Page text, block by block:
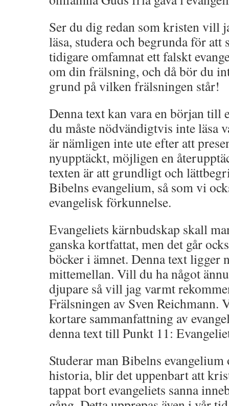
Ser du dig redan som kristen vill
läsa, studera och begrunda för att
tidigare omfamnat ett falskt
om din frälsning, och då bör du
grund på vilken frälsningen står!
Denna text kan vara en början till
du måste nödvändigtvis inte läsa
är nämligen inte ute efter att
nyupptäckt, möjligen en
texten är att grundligt och
Bibelns evangelium, så som vi
evangelisk förkunnelse.
Evangeliets kärnbudskap skall
ganska kortfattat, men det går
böcker i ämnet. Denna text ligger
mittemellan. Vill du ha något
djupare så vill jag varmt
Frälsningen av Sven Reichmann.
kortare sammanfattning av
denna text till Punkt 11:
Studerar man Bibelns
historia, blir det uppenbart att
tappat bort evangeliets sanna